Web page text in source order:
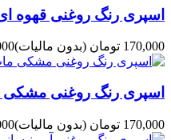
اسپری رنگ روغنی قهوه
170,000 تومان (بدون مالیات)
اسپری رنگ روغنی
170,000 تومان (بدون مالیات)